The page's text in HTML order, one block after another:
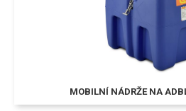
MOBILNÍ NÁDRŽE NA